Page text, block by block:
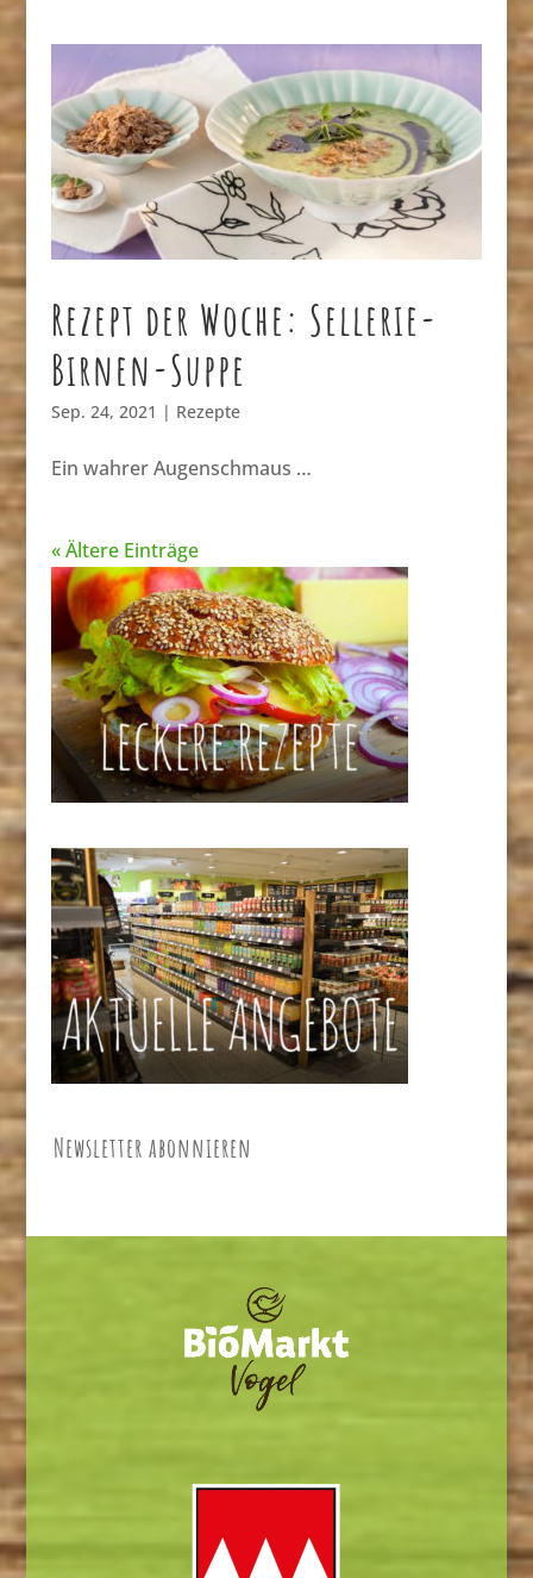
Rezept der Woche: Sellerie-
Birnen-Suppe
Sep. 24, 2021 | Rezepte
Ein wahrer Augenschmaus …
« Ältere Einträge
Newsletter abonnieren